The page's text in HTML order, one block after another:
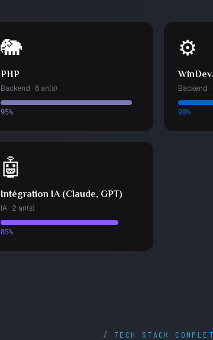
🐘
PHP
Backend · 6 an(s)
95%
⚙️
Backend ·
90%
🤖
Intégration IA (Claude, GPT)
IA · 2 an(s)
85%
/ TECH STACK COMPLET